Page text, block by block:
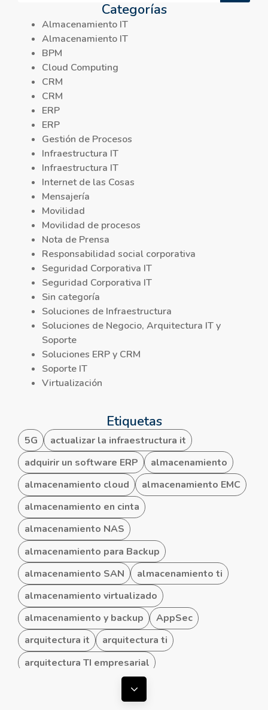
Categorías
Almacenamiento IT
Almacenamiento IT
BPM
Cloud Computing
CRM
CRM
ERP
ERP
Gestión de Procesos
Infraestructura IT
Infraestructura IT
Internet de las Cosas
Mensajería
Movilidad
Movilidad de procesos
Nota de Prensa
Responsabilidad social corporativa
Seguridad Corporativa IT
Seguridad Corporativa IT
Sin categoría
Soluciones de Infraestructura
Soluciones de Negocio, Arquitectura IT y
Soporte
Soluciones ERP y CRM
Soporte IT
Virtualización
Etiquetas
5G
actualizar la infraestructura it
adquirir un software ERP
almacenamiento
almacenamiento cloud
almacenamiento EMC
almacenamiento en cinta
almacenamiento NAS
almacenamiento para Backup
almacenamiento SAN
almacenamiento ti
almacenamiento virtualizado
almacenamiento y backup
AppSec
arquitectura it
arquitectura ti
arquitectura TI empresarial
Mostrar todas las etiquetas